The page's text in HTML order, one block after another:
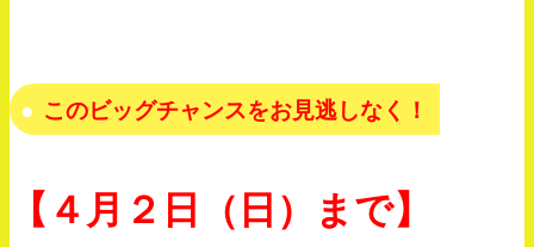
このビッグチャンスをお見逃しなく！
【４月２日（日）まで】